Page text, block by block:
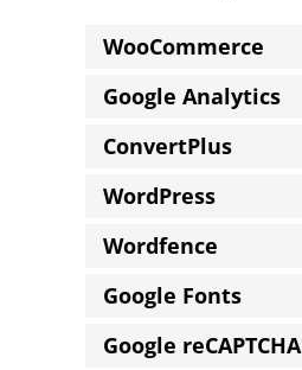
WooCommerce
Google Analytics
ConvertPlus
WordPress
Wordfence
Google Fonts
Google reCAPTCHA